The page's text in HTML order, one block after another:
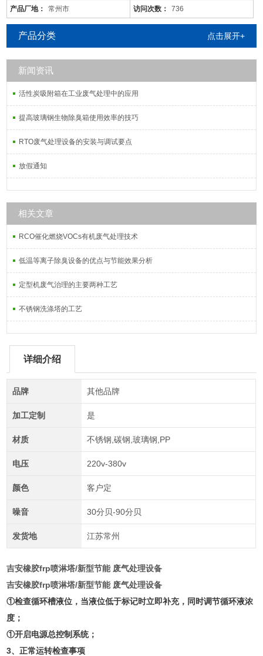
吉安/橡胶车间废气处理/新型节能
是针对废气及粉尘的一款环保设备。它是利用电力将气体中的粉尘离
子分离出来的除尘设备。有性能稳定、除尘效果好等特点，需要经过
荷电、收集、清灰三个阶段，直流高压电使阴极线附近的空间气体电
离，粉尘等颗粒和点后在电场力作用下移动并沉积在集尘阳极表面
产品厂地： 常州市 访问次数： 736
产品分类 点击展开+
新闻资讯
活性炭吸附箱在工业废气处理中的应用
提高玻璃钢生物除臭箱使用效率的技巧
RTO废气处理设备的安装与调试要点
放假通知
相关文章
RCO催化燃烧VOCs有机废气处理技术
低温等离子除臭设备的优点与节能效果分析
定型机废气治理的主要两种工艺
不锈钢洗涤塔的工艺
详细介绍
品牌 其他品牌
加工定制 是
材质 不锈钢,碳钢,玻璃钢,PP
电压 220v-380v
颜色 客户定
噪音 30分贝-90分贝
发货地 江苏常州
吉安橡胶frp喷淋塔/新型节能 废气处理设备
吉安橡胶frp喷淋塔/新型节能 废气处理设备
①检查循环槽液位，当液位低于标记时立即补充，同时调节循环液浓
度；
①开启电源总控制系统；
3、正常运转检查事项